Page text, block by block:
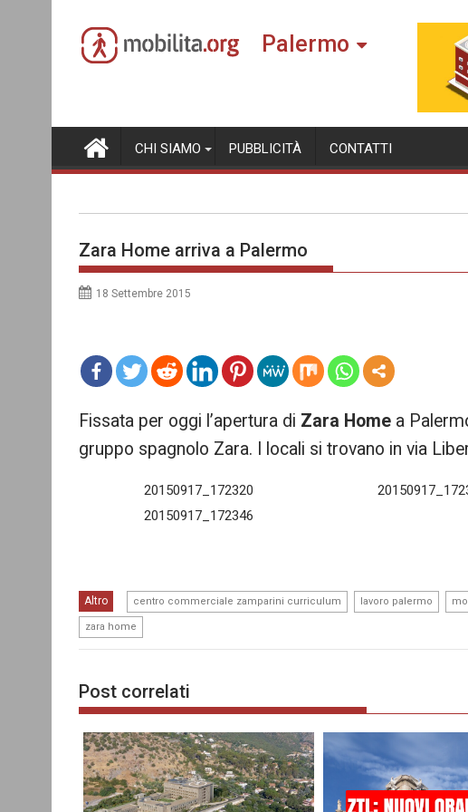
content
Palermo
CHI SIAMO PUBBLICITÀ CONTATTI
Zara Home arriva a Palermo
18 Settembre 2015
re
Fissata per oggi l’apertura di Zara Home a
gruppo spagnolo Zara. I locali si trovano in via
20150917_172320
20150917_172346
Altro centro commerciale zamparini curriculum lavoro palermo
zara home
Post correlati